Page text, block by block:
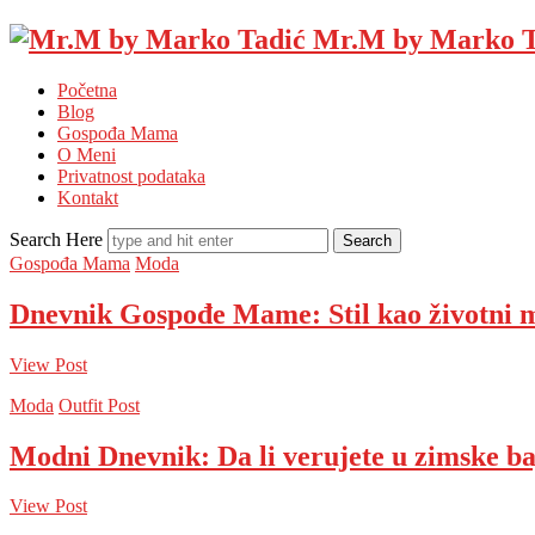
Mr.M by Marko
Početna
Blog
Gospođa Mama
O Meni
Privatnost podataka
Kontakt
Search Here
Gospođa Mama Moda
Dnevnik Gospođe Mame: Stil kao životni
View Post
Moda Outfit Post
Modni Dnevnik: Da li verujete u zimske
View Post